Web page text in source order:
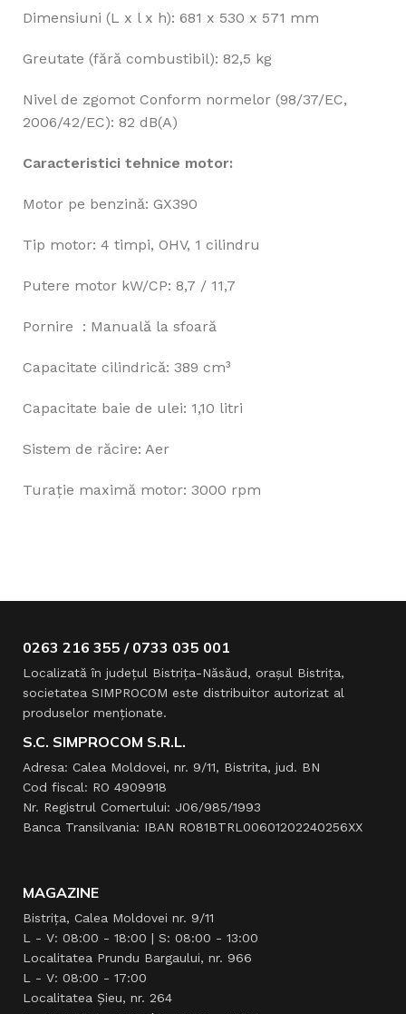
Dimensiuni (L x l x h): 681 x 530 x 571 mm
Greutate (fără combustibil): 82,5 kg
Nivel de zgomot Conform normelor (98/37/EC,
2006/42/EC): 82 dB(A)
Caracteristici tehnice motor:
Motor pe benzină: GX390
Tip motor: 4 timpi, OHV, 1 cilindru
Putere motor kW/CP: 8,7 / 11,7
Pornire : Manuală la sfoară
Capacitate cilindrică: 389 cm³
Capacitate baie de ulei: 1,10 litri
Sistem de răcire: Aer
Turaţie maximă motor: 3000 rpm
0263 216 355 / 0733 035 001
Localizată în judeţul Bistriţa-Năsăud, oraşul Bistriţa,
societatea SIMPROCOM este distribuitor autorizat al
produselor menţionate.
S.C. SIMPROCOM S.R.L.
Adresa: Calea Moldovei, nr. 9/11, Bistrita, jud. BN
Cod fiscal: RO 4909918
Nr. Registrul Comertului: J06/985/1993
Banca Transilvania: IBAN RO81BTRL00601202240256XX
MAGAZINE
Bistrița, Calea Moldovei nr. 9/11
L - V: 08:00 - 18:00 | S: 08:00 - 13:00
Localitatea Prundu Bargaului, nr. 966
L - V: 08:00 - 17:00
Localitatea Şieu, nr. 264